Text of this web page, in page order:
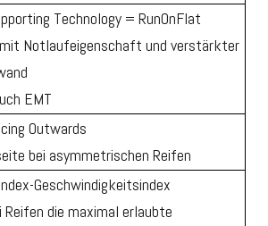
Technology = RunOnFlat
Notlaufeigenschaft und verstärkter
EMT
Outwards
bei asymmetrischen Reifen
Geschwindigkeitsindex
Reifen die maximal erlaubte